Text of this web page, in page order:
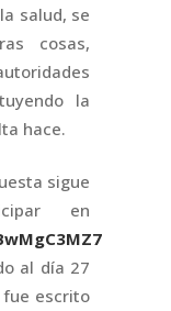
salud, se
cosas,
la
hace.
sigue
en
al día 27
escrito